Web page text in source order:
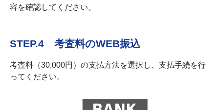
容を確認してください。
STEP.4 考査料のWEB振込
考査料（30,000円）の支払方法を選択し、支払手続を行
ってください。